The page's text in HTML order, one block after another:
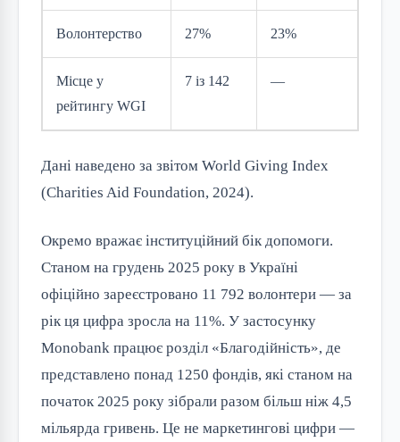
Волонтерство 27% 23%
Місце у
рейтингу WGI
7 із 142 —
Дані наведено за звітом World Giving Index
(Charities Aid Foundation, 2024).
Окремо вражає інституційний бік допомоги.
Станом на грудень 2025 року в Україні
офіційно зареєстровано 11 792 волонтери — за
рік ця цифра зросла на 11%. У застосунку
Monobank працює розділ «Благодійність», де
представлено понад 1250 фондів, які станом на
початок 2025 року зібрали разом більш ніж 4,5
мільярда гривень. Це не маркетингові цифри —